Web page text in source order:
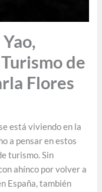
de
Flores
está viviendo en la
a pensar en estos
turismo. Sin
ahínco por volver a
España, también